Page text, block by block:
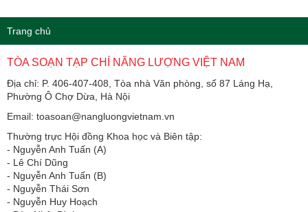
Trang chủ
TÒA SOẠN TẠP CHÍ NĂNG LƯỢNG VIỆT NAM
Địa chỉ: P. 406-407-408, Tòa nhà Văn phòng, số 87 Láng Hạ,
Phường Ô Chợ Dừa, Hà Nội
Email: toasoan@nangluongvietnam.vn
Thường trực Hội đồng Khoa học và Biên tập:
​​​​​​- Nguyễn Anh Tuấn (A)
- Lê Chí Dũng
- Nguyễn Anh Tuấn (B)
- Nguyễn Thái Sơn
- Nguyễn Huy Hoạch